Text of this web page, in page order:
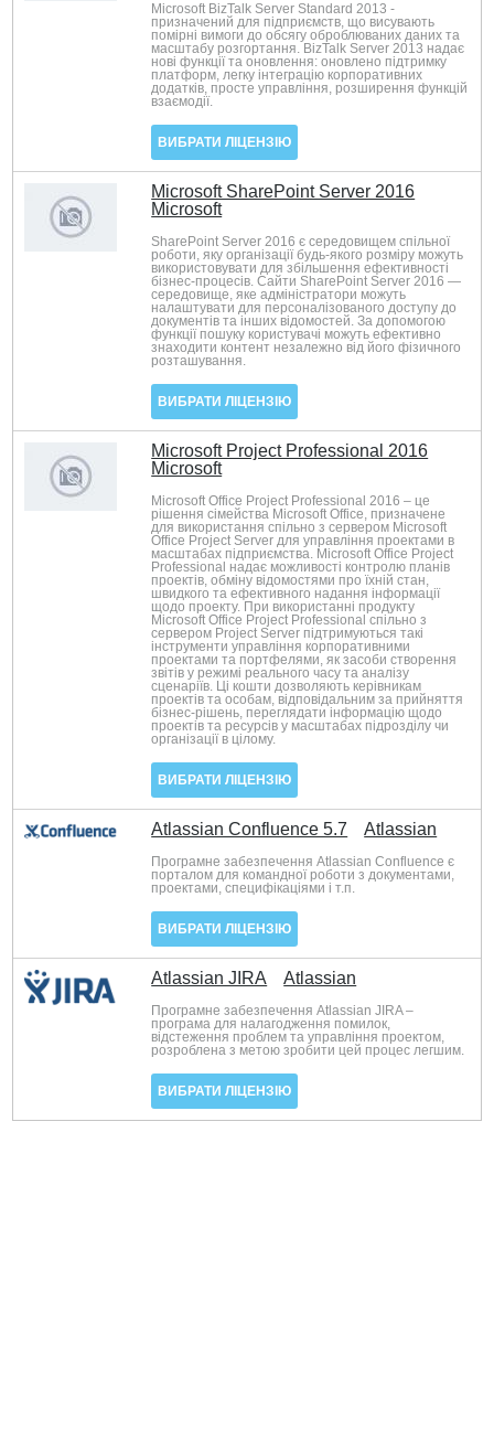
Microsoft BizTalk Server Standard 2013 -
призначений для підприємств, що висувають
помірні вимоги до обсягу оброблюваних даних та
масштабу розгортання. BizTalk Server 2013 надає
нові функції та оновлення: оновлено підтримку
платформ, легку інтеграцію корпоративних
додатків, просте управління, розширення функцій
взаємодії.
ВИБРАТИ ЛІЦЕНЗІЮ
Microsoft SharePoint Server 2016
Microsoft
SharePoint Server 2016 є середовищем спільної
роботи, яку організації будь-якого розміру можуть
використовувати для збільшення ефективності
бізнес-процесів. Сайти SharePoint Server 2016 —
середовище, яке адміністратори можуть
налаштувати для персоналізованого доступу до
документів та інших відомостей. За допомогою
функції пошуку користувачі можуть ефективно
знаходити контент незалежно від його фізичного
розташування.
ВИБРАТИ ЛІЦЕНЗІЮ
Microsoft Project Professional 2016
Microsoft
Microsoft Office Project Professional 2016 – це
рішення сімейства Microsoft Office, призначене
для використання спільно з сервером Microsoft
Office Project Server для управління проектами в
масштабах підприємства. Microsoft Office Project
Professional надає можливості контролю планів
проектів, обміну відомостями про їхній стан,
швидкого та ефективного надання інформації
щодо проекту. При використанні продукту
Microsoft Office Project Professional спільно з
сервером Project Server підтримуються такі
інструменти управління корпоративними
проектами та портфелями, як засоби створення
звітів у режимі реального часу та аналізу
сценаріїв. Ці кошти дозволяють керівникам
проектів та особам, відповідальним за прийняття
бізнес-рішень, переглядати інформацію щодо
проектів та ресурсів у масштабах підрозділу чи
організації в цілому.
ВИБРАТИ ЛІЦЕНЗІЮ
Atlassian Confluence 5.7 Atlassian
Програмне забезпечення Atlassian Сonfluence є
порталом для командної роботи з документами,
проектами, специфікаціями і т.п.
ВИБРАТИ ЛІЦЕНЗІЮ
Atlassian JIRA Atlassian
Програмне забезпечення Atlassian JIRA –
програма для налагодження помилок,
відстеження проблем та управління проектом,
розроблена з метою зробити цей процес легшим.
ВИБРАТИ ЛІЦЕНЗІЮ